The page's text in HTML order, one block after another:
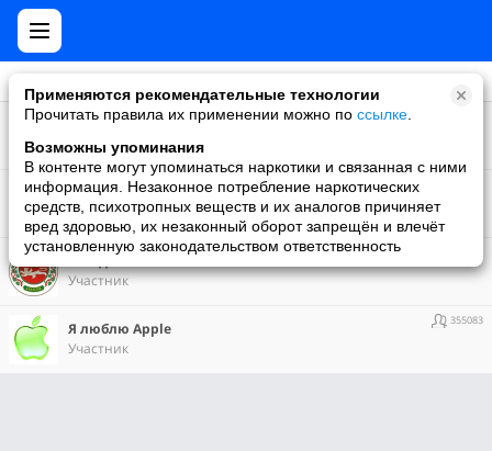
Применяются рекомендательные технологии
Прочитать правила их применении можно по ссылке
Возможны упоминания
В контенте могут упоминаться наркотики и связанная с ними
информация. Незаконное потребление наркотических
средств, психотропных веществ и их аналогов причиняет
вред здоровью, их незаконный оборот запрещён и влечёт
установленную законодательством ответственность
Мy Games. Все об играх в Моем Мире
Участник
Мужской клуб
Участник
Сегодня в Абакане
Участник
Я люблю Apple
Участник
355083